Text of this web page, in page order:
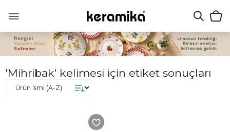
'Mihribak' kelimesi için etiket sonuçları